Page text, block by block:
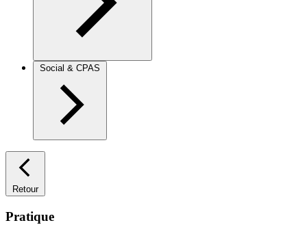
Social & CPAS
Retour
Pratique